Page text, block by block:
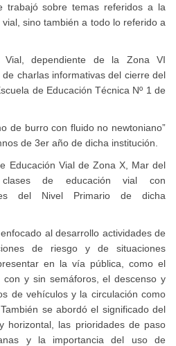
trabajó sobre temas referidos a la
sino también a todo lo referido a
Vial, dependiente de la Zona VI
charlas informativas del cierre del
de Educación Técnica Nº 1 de
de burro con fluido no newtoniano”
de 3er año de dicha institución.
Educación Vial de Zona X, Mar del
de educación vial con
del Nivel Primario de dicha
al desarrollo actividades de
de riesgo y de situaciones
en la vía pública, como el
con y sin semáforos, el descenso y
de vehículos y la circulación como
se abordó el significado del
horizontal, las prioridades de paso
y la importancia del uso de